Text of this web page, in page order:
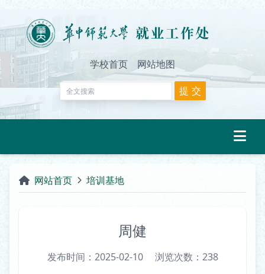
学校首页 网站地图
网站首页 培训基地
周健
发布时间：2025-02-10 浏览次数： 238